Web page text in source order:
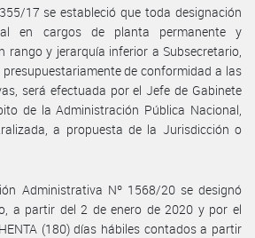
17 se estableció que toda designación
en cargos de planta permanente y
rango y jerarquía inferior a Subsecretario,
de conformidad a las
será efectuada por el Jefe de Gabinete
de la Administración Pública Nacional,
a propuesta de la Jurisdicción o
Administrativa Nº 1568/20 se designó
a partir del 2 de enero de 2020 y por el
(180) días hábiles contados a partir